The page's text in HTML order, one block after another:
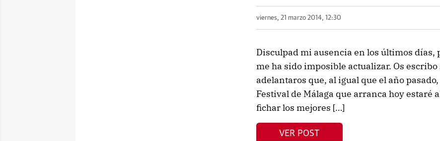
viernes, 21 marzo 2014, 12:30
Disculpad mi ausencia en los últimos días,
me ha sido imposible actualizar. Os
adelantaros que, al igual que el año
Festival de Málaga que arranca hoy estaré
fichar los mejores […]
VER POST